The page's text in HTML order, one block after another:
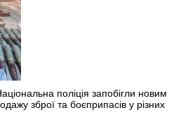
поліція запобігли новим
зброї та боєприпасів у різних